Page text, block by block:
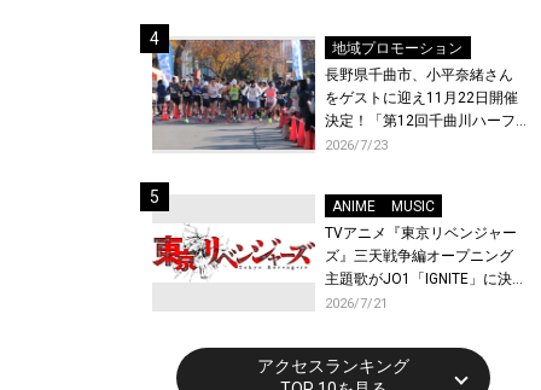
映が決定！
地域プロモーション
長野県千曲市、小平奈緒さん
をゲストに迎え11月22日開催
決定！「第12回千曲川ハーフ
マラソン」エントリー受付開
2026/7/23
ANIME
MUSIC
TVアニメ『東京リベンジャー
ズ』三天戦争編オープニング
主題歌がJO1「IGNITE」に決
定！メンバー全員から喜びと
トが到着！9月に東京・大阪で
先行上映会を開催！
2026/7/21
アクセスランキング